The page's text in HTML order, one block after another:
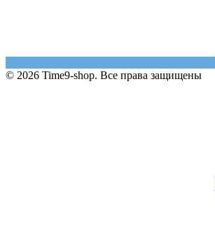
© 2026 Time9-shop. Все права защищены